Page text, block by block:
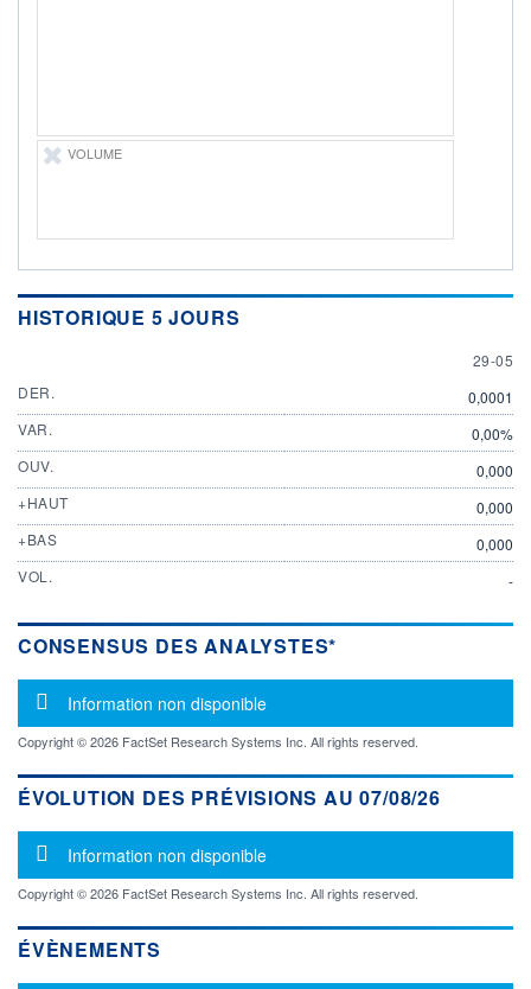
VOLUME
HISTORIQUE 5 JOURS
29 MAY
29-05
DER.
0,0001
VAR.
0,00%
OUV.
0,000
+HAUT
0,000
+BAS
0,000
VOL.
-
CONSENSUS DES ANALYSTES*
Message d'information
Information non disponible
Copyright © 2026 FactSet Research Systems Inc. All rights reserved.
ÉVOLUTION DES PRÉVISIONS AU 07/08/26
Message d'information
Information non disponible
Copyright © 2026 FactSet Research Systems Inc. All rights reserved.
ÉVÈNEMENTS